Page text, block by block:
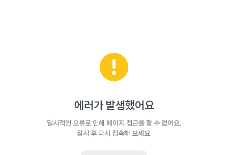
에러가 발생했어요
일시적인 오류로 인해 페이지 접근을 할 수 없어요.
잠시 후 다시 접속해 보세요.